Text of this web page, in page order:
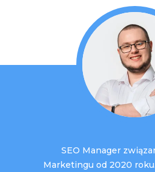
SEO Manager
Marketingu od 2020